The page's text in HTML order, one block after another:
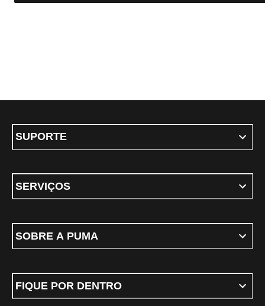
SUPORTE
SERVIÇOS
SOBRE A PUMA
FIQUE POR DENTRO